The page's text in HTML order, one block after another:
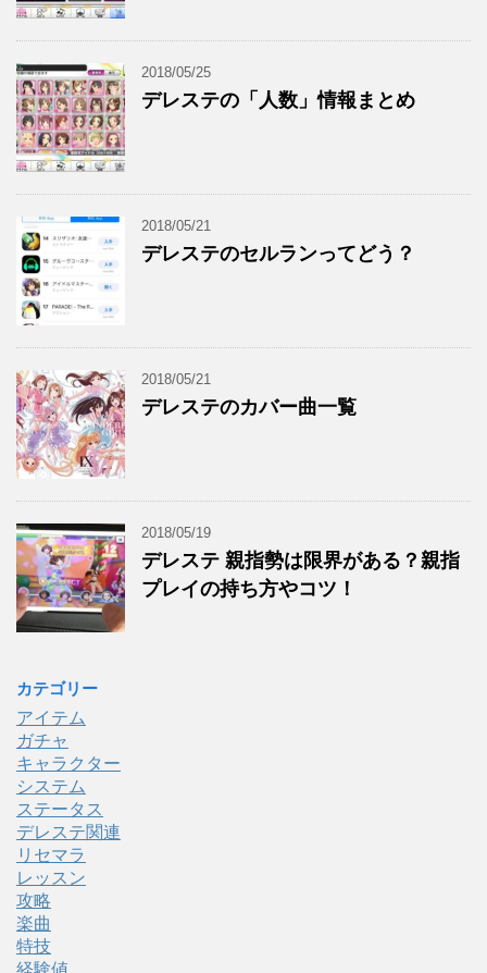
2018/05/25
デレステの「人数」情報まとめ
2018/05/21
デレステのセルランってどう？
2018/05/21
デレステのカバー曲一覧
2018/05/19
デレステ 親指勢は限界がある？親指
プレイの持ち方やコツ！
カテゴリー
アイテム
ガチャ
キャラクター
システム
ステータス
デレステ関連
リセマラ
レッスン
攻略
楽曲
特技
経験値